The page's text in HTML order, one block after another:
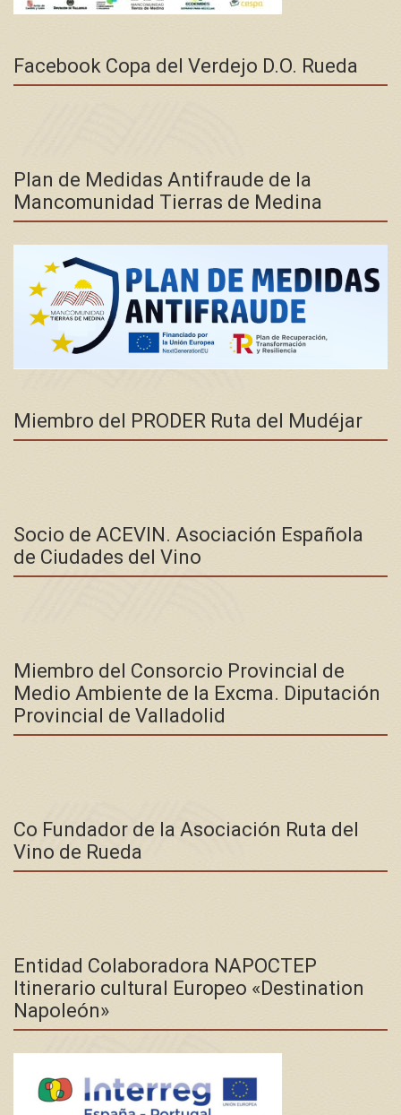
Facebook Copa del Verdejo D.O. Rueda
Plan de Medidas Antifraude de la
Mancomunidad Tierras de Medina
Miembro del PRODER Ruta del Mudéjar
Socio de ACEVIN. Asociación Española
de Ciudades del Vino
Miembro del Consorcio Provincial de
Medio Ambiente de la Excma. Diputación
Provincial de Valladolid
Co Fundador de la Asociación Ruta del
Vino de Rueda
Entidad Colaboradora NAPOCTEP
Itinerario cultural Europeo «Destination
Napoleón»